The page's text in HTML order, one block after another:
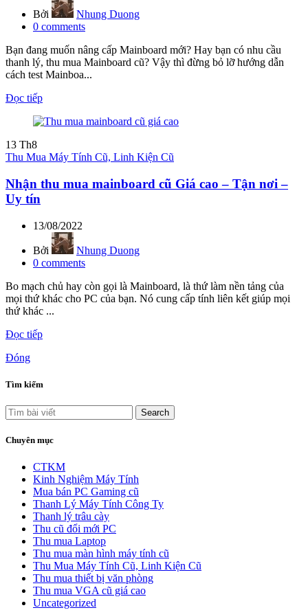
Bởi
Nhung Duong
0 comments
Bạn đang muốn nâng cấp Mainboard mới? Hay bạn có nhu cầu
thanh lý, thu mua Mainboard cũ? Vậy thì đừng bỏ lỡ hướng dẫn
cách test Mainboa...
Đọc tiếp
13 Th8
Thu Mua Máy Tính Cũ, Linh Kiện Cũ
Nhận thu mua mainboard cũ Giá cao – Tận nơi –
Uy tín
13/08/2022
Bởi
Nhung Duong
0 comments
Bo mạch chủ hay còn gọi là Mainboard, là thứ làm nền tảng của
mọi thứ khác cho PC của bạn. Nó cung cấp tính liên kết giúp mọi
thứ khác ...
Đọc tiếp
Đóng
Tìm kiếm
Search
Chuyên mục
CTKM
Kinh Nghiệm Máy Tính
Mua bán PC Gaming cũ
Thanh Lý Máy Tính Công Ty
Thanh lý trâu cày
Thu cũ đổi mới PC
Thu mua Laptop
Thu mua màn hình máy tính cũ
Thu Mua Máy Tính Cũ, Linh Kiện Cũ
Thu mua thiết bị văn phòng
Thu mua VGA cũ giá cao
Uncategorized